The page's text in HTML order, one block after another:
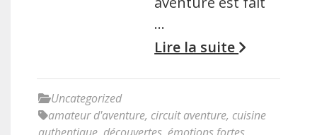
…
Lire la suite
Uncategorized
amateur d'aventure, circuit aventure, cuisine